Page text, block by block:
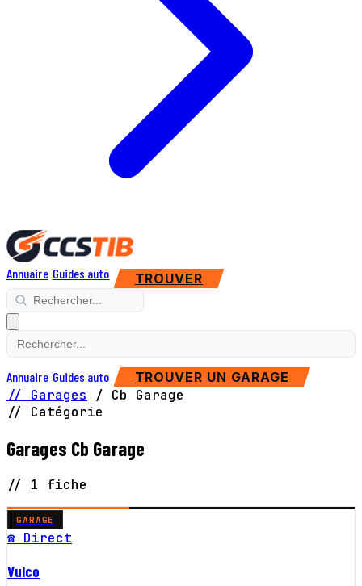
Annuaire Guides auto TROUVER
Annuaire Guides auto TROUVER UN GARAGE
// Garages / Cb Garage
// Catégorie
Garages Cb Garage
// 1 fiche
GARAGE
☎ Direct
Vulco